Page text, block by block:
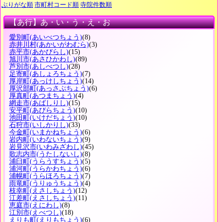
ぶりがな順 市町村コード順 寺院件数順
【あ行】あ・い・う・え・お
愛別町 (あいべつちょう)(8)
赤井川村(あかいがわむら)(3)
赤平市(あかびらし)(15)
旭川市(あさひかわし)(89)
芦別市(あしべつし)(28)
足寄町 (あしょろちょう)(7)
厚岸町 (あっけしちょう)(14)
厚沢部町 (あっさぶちょう)(6)
厚真町 (あつまちょう)(4)
網走市(あばしりし)(15)
安平町 (あびらちょう)(10)
池田町 (いけだちょう)(10)
石狩市(いしかりし)(33)
今金町 (いまかねちょう)(6)
岩内町 (いわないちょう)(9)
岩見沢市(いわみざわし)(45)
歌志内市(うたしないし)(8)
浦臼町 (うらうすちょう)(5)
浦河町 (うらかわちょう)(6)
浦幌町 (うらほろちょう)(7)
雨竜町 (うりゅうちょう)(4)
枝幸町 (えさしちょう)(12)
江差町 (えさしちょう)(11)
恵庭市(えにわし)(8)
江別市(えべつし)(18)
えりも町 (えりもちょう)(6)